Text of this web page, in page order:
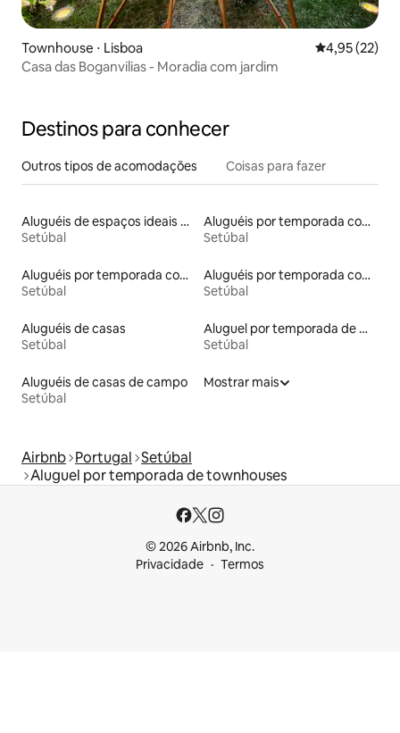
Townhouse ⋅ Lisboa 4,95 de uma
4,95 (22)
Casa das Boganvilias - Moradia com jardim
Destinos para conhecer
Outros tipos de acomodações Coisas para fazer
Aluguéis de espaços ideais para famílias
Setúbal
Aluguéis por temporada com suítes privativas
Setúbal
Aluguéis por temporada com banheiro para PCD
Setúbal
Aluguéis por temporada com cama de altura acessível
Setúbal
Aluguéis de casas
Setúbal
Aluguel por temporada de microcasas
Setúbal
Aluguéis de casas de campo
Setúbal
Mostrar mais
Airbnb Portugal Setúbal
Aluguel por temporada de townhouses
© 2026 Airbnb, Inc.
Privacidade
Termos